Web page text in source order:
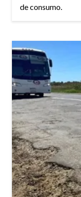
de consumo.